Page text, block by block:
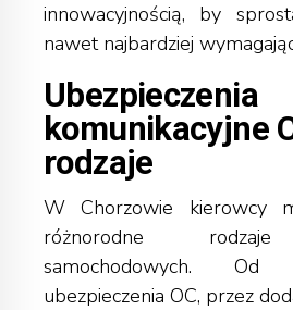
innowacyjnością, by
nawet najbardziej
Ubezpieczenia
komunikacyjne
rodzaje
W Chorzowie kierowcy
różnorodne rodzaje
samochodowych. Od
ubezpieczenia OC, przez